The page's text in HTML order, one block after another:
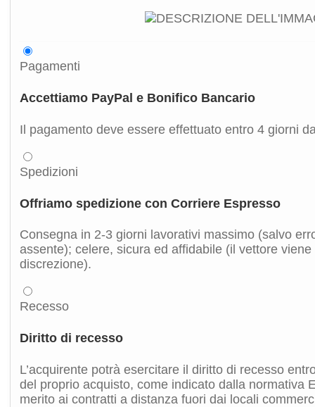
Pagamenti
Accettiamo PayPal e Bonifico Bancario
Il pagamento deve essere effettuato entro 4 giorni
Spedizioni
Offriamo spedizione con Corriere Espresso
Consegna in 2-3 giorni lavorativi massimo (salvo
assente); celere, sicura ed affidabile (il vettore
discrezione).
Recesso
Diritto di recesso
L’acquirente potrà esercitare il diritto di recesso
del proprio acquisto, come indicato dalla normativa
merito ai contratti a distanza fuori dai locali